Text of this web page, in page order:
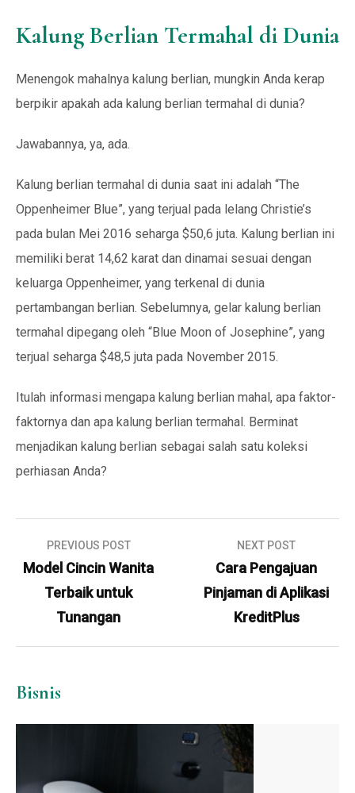
Kalung Berlian Termahal di Dunia
Menengok mahalnya kalung berlian, mungkin Anda kerap
berpikir apakah ada kalung berlian termahal di dunia?
Jawabannya, ya, ada.
Kalung berlian termahal di dunia saat ini adalah “The
Oppenheimer Blue”, yang terjual pada lelang Christie’s
pada bulan Mei 2016 seharga $50,6 juta. Kalung berlian ini
memiliki berat 14,62 karat dan dinamai sesuai dengan
keluarga Oppenheimer, yang terkenal di dunia
pertambangan berlian. Sebelumnya, gelar kalung berlian
termahal dipegang oleh “Blue Moon of Josephine”, yang
terjual seharga $48,5 juta pada November 2015.
Itulah informasi mengapa kalung berlian mahal, apa faktor-
faktornya dan apa kalung berlian termahal. Berminat
menjadikan kalung berlian sebagai salah satu koleksi
perhiasan Anda?
Navigasi
pos
PREVIOUS POST
Model Cincin Wanita
Terbaik untuk
Tunangan
NEXT POST
Cara Pengajuan
Pinjaman di Aplikasi
KreditPlus
Bisnis